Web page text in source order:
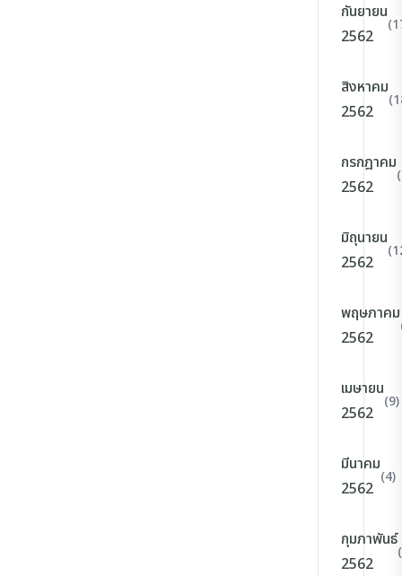
กันยายน
2562
สิงหาคม
2562
กรกฎาคม
2562
มิถุนายน
2562
พฤษภาคม
2562
เมษายน
2562
(9)
มีนาคม
2562
(4)
กุมภาพันธ์
2562